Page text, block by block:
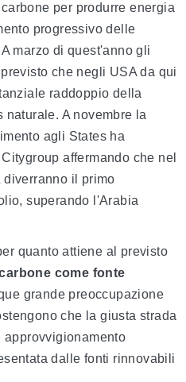
per produrre energia
progressivo delle
A marzo di quest'anno gli
che negli USA da qui
raddoppio della
A novembre la
agli States ha
affermando che nel
il primo
superando l'Arabia
quanto attiene al previsto
come fonte
grande preoccupazione
che la giusta strada
approvvigionamento
dalle fonti rinnovabili